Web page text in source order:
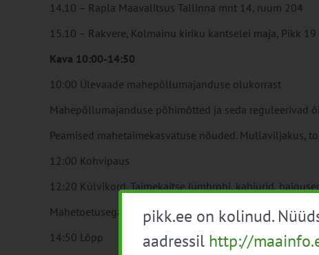
14.10 – Rapla Maavalitsus Tallinna mnt 14, ruum 204
15.10 – Rakvere, Kolmainu kiriku kantselei maja, Pikk 19
Kava 10:00-14:50
10:00 Ülevaade mahepõllumajanduse olukorrast
Mahepõllumajanduse põhimõtted ja seda reguleerivad
Peamised mahetaimekasvatuse nõuded. Mullaviljakus,
12:00 Kohvipaus
12:20 Külvikord. Taimekaitse (umbrohi, kahjurid,
Mahetoetusega seotud nõuded
14:50 Lõpp
pikk.ee on kolinud.
aadressil http://